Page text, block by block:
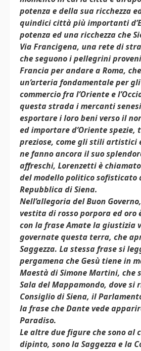
potenza e della sua ricchezza
quindici città più importanti
potenza ed una ricchezza che
Via Francigena, una rete di
che seguono i pellegrini
Francia per andare a Roma,
un’arteria fondamentale per
commercio fra l’Oriente e
questa strada i mercanti
esportare i loro beni verso il
ed importare d’Oriente spezie,
preziose, come gli stili artistici
ne fanno ancora il suo
affreschi, Lorenzetti è
del modello politico sofisticato
Repubblica di Siena.
Nell’allegoria del Buon
vestita di rosso porpora ed oro
con la frase Amate la giustizia
governate questa terra, che
Saggezza. La stessa frase si
pergamena che Gesù tiene in
Maestà di Simone Martini, che
Sala del Mappamondo, dove si
Consiglio di Siena, il
la frase che Dante vede
Paradiso.
Le altre due figure che sono al
dipinto, sono la Saggezza e la